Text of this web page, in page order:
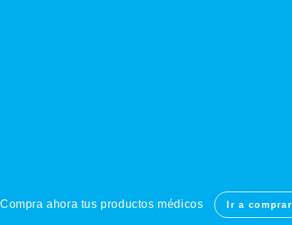
Compra ahora tus productos médicos Ir a comprar